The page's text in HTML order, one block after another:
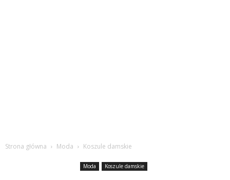
Strona główna Moda Koszule damskie
Moda Koszule damskie